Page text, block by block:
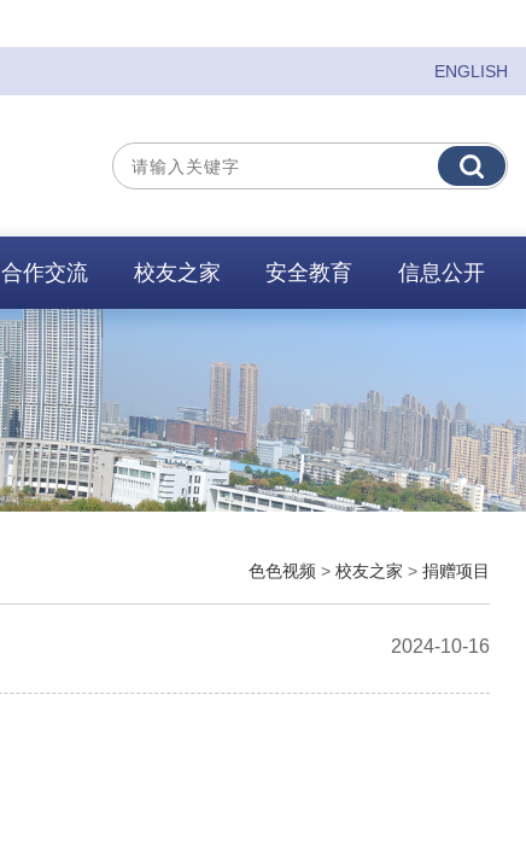
ENGLISH
合作交流 校友之家 安全教育 信息公开
色色视频 > 校友之家 > 捐赠项目
2024-10-16